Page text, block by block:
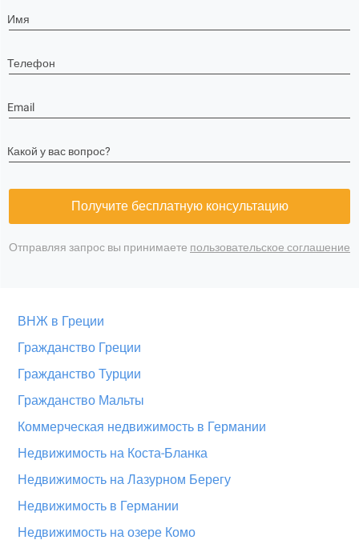
Имя
Телефон
Email
Какой у вас вопрос?
Получите бесплатную консультацию
Отправляя запрос вы принимаете пользовательское соглашение
ВНЖ в Греции
Гражданство Греции
Гражданство Турции
Гражданство Мальты
Коммерческая недвижимость в Германии
Недвижимость на Коста-Бланка
Недвижимость на Лазурном Берегу
Недвижимость в Германии
Недвижимость на озере Комо